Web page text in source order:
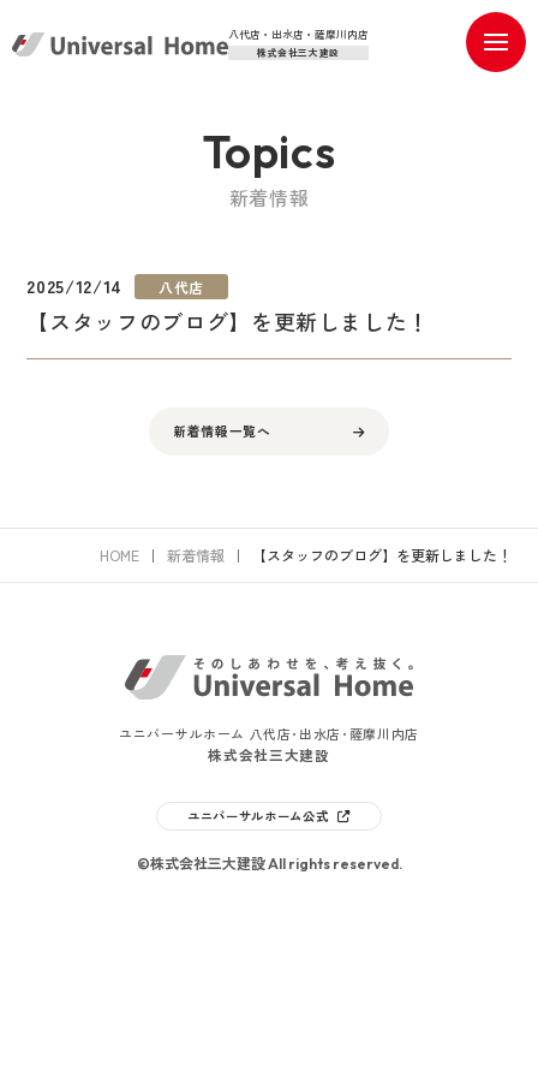
八代店・出水店・薩摩川内店
株式会社三大建設
Topics
新着情報
2025/12/14 八代店
【スタッフのブログ】を更新しました！
新着情報一覧へ
HOME 新着情報 【スタッフのブログ】を更新しました！
ユニバーサルホーム 八代店･出水店･薩摩川内店
株式会社三大建設
ユニバーサルホーム公式
©株式会社三大建設 All rights reserved.